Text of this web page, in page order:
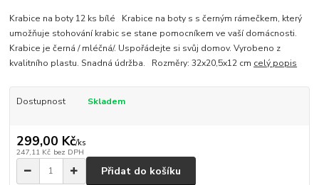
Krabice na boty 12 ks bílé Krabice na boty s s černým rámečkem, který
umožňuje stohování krabic se stane pomocníkem ve vaší domácnosti.
Krabice je černá / mléčná/. Uspořádejte si svůj domov. Vyrobeno z
kvalitního plastu. Snadná údržba. Rozměry: 32x20,5x12 cm celý popis
Dostupnost Skladem
299,00 Kč/ks
247,11 Kč bez DPH
Přidat do košíku